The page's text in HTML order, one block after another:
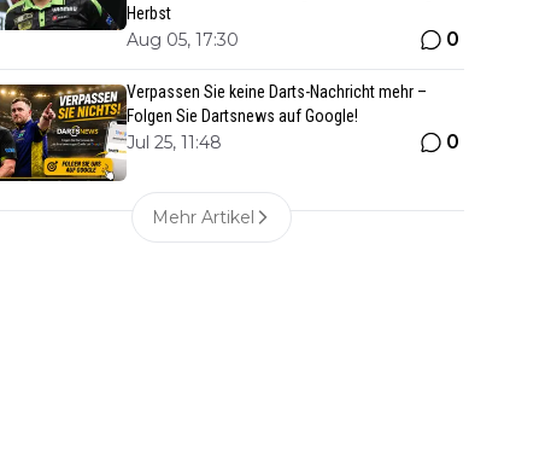
Herbst
Aug 05, 17:30 0
Verpassen Sie keine Darts-Nachricht mehr –
Folgen Sie Dartsnews auf Google!
Jul 25, 11:48 0
Mehr Artikel